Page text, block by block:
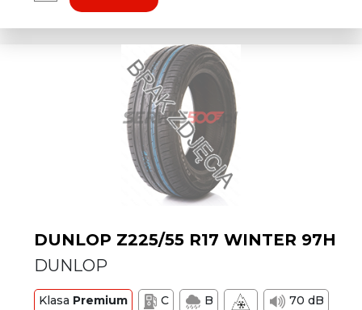
DUNLOP Z225/55 R17 WINTER 97H
DUNLOP
Klasa Premium C B
70 dB